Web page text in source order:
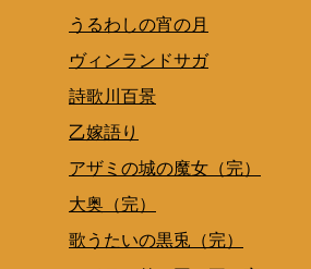
うるわしの宵の月
ヴィンランドサガ
詩歌川百景
乙嫁語り
アザミの城の魔女（完）
大奥（完）
歌うたいの黒兎（完）